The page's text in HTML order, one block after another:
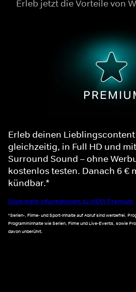
Erleb jetzt die Vorteile von
Erleb deinen
gleichzeitig, in Full HD und
Surround Sound – ohne
kostenlos testen. Danach 6 €
kündbar.*
Noch mehr Informationen zu WOW Premium
*Serien-, Filme- und Sport-Inhalte auf Abruf sind werbefrei.
Programminhalte wie Serien, Filme und Live-Events, sowie
davon unberührt.